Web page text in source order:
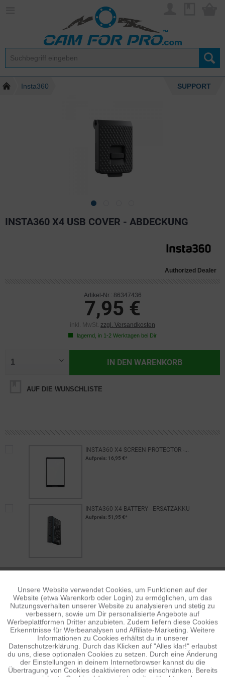
Insta360 SUPPORT
INSTA360 X4 USB COVER - ABDECKUNG
Authorized Dealer
Artikel-Nr.: 86347436
7,95 €
inkl. MwSt. zzgl. Versandkosten
lagernd, in 1-2 Werktagen bei Dir
IN DEN WARENKORB
AUF DIE WUNSCHLISTE
INSTA360 X4 SCREEN PROTECTOR -...
Aufpreis: 16,95 €*
INSTA360 X4 BATTERY - ERSATZAKKU
Aufpreis: 51,95 €*
BESCHREIBUNG
Ersatzteil für den USB-Port, wenn Dir die Abdeckung abhanden
gekommen ist. Schutz vor Staub...mehr
BEWERTUNGEN
0
Bewertungen lesen, schreiben und diskutieren...mehr
ÄHNLICHE ARTIKEL
Funktionale Aktiv
Tracking Inaktiv
Personalisierung Inaktiv
Unsere Website verwendet Cookies, um Funktionen auf der
Website (etwa Warenkorb oder Login) zu ermöglichen, um das
Nutzungsverhalten unserer Website zu analysieren und stetig zu
verbessern, sowie um Dir personalisierte Angebote auf
Werbeplattformen Dritter anzubieten. Zudem liefern diese Cookies
Erkenntnisse für Werbeanalysen und Affiliate-Marketing. Weitere
Informationen zu Cookies erhältst du in unserer
Datenschutzerklärung. Durch das Klicken auf "Alles klar!" erlaubst
du uns, diese optionalen Cookies zu setzen. Durch eine Änderung
der Einstellungen in deinem Internetbrowser kannst du die
Übertragung von Cookies deaktivieren oder einschränken. Bereits